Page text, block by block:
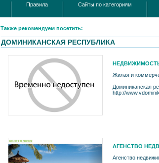
Правила Сайты по категориям
Также рекомендуем посетить:
ДОМИНИКАНСКАЯ РЕСПУБЛИКА
Жилая и
Доминиканская
http://
АГЕНСТВО
Агенство